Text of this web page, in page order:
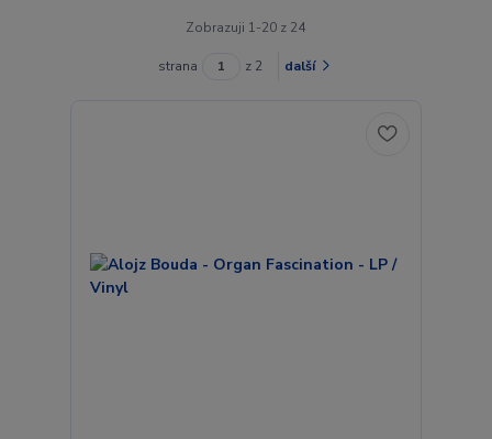
Zobrazuji 1-20 z 24
strana z 2 další